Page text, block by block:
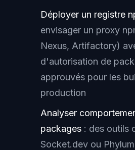
Déployer un registre
envisager un proxy
Nexus, Artifactory)
d'autorisation de
approuvés pour les
production
Analyser
packages : des outils
Socket.dev ou